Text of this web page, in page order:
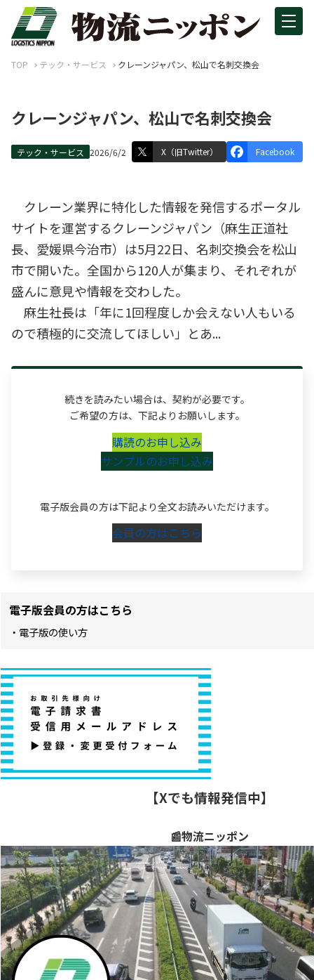
TOP テック・サービス クレーンジャパン、松山で名刺交換会
クレーンジャパン、松山で名刺交換会
テック・サービス 2026/6/2 X（旧Twitter） Facebook
クレーン業界に特化した情報を発信するポータル
サイトを運営するクレーンジャパン（麻生正道社
長、愛媛県今治市）は5月22日、名刺交換会を松山
市で開いた。全国から120人が集まり、それぞれが
盛んに意見や情報を交わした。
麻生社長は「年に1回程度しか会えない人もいる
ので積極的に交流してほしい」とあ...
続きを読みたい場合は、契約が必要です。
ご希望の方は、下記よりお願いします。
購読のお申し込み
サンプルのお申し込み
電子版会員の方は下記より全文お読みいただけます。
会員の方はこちら
電子版会員の方はこちら
・電子版の使い方
【Xでも情報発信中】
📰物流ニッポン